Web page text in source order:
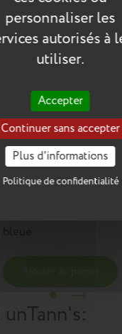
personnaliser les
autorisés à
utiliser.
Accepter
Continuer sans accepter
Plus d'informations
Politique de confidentialité
Tann's: